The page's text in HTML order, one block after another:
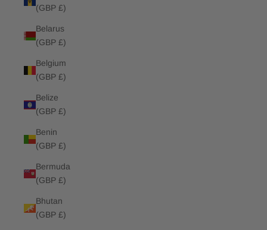
(GBP £)
Belarus
(GBP £)
Belgium
(GBP £)
Belize
(GBP £)
Benin
(GBP £)
Bermuda
(GBP £)
Bhutan
(GBP £)